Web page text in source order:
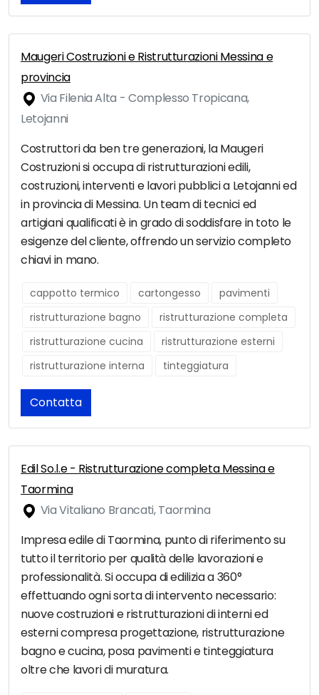
Maugeri Costruzioni e Ristrutturazioni Messina e
provincia
Via Filenia Alta - Complesso Tropicana,
Letojanni
Costruttori da ben tre generazioni, la Maugeri
Costruzioni si occupa di ristrutturazioni edili,
costruzioni, interventi e lavori pubblici a Letojanni ed
in provincia di Messina. Un team di tecnici ed
artigiani qualificati è in grado di soddisfare in toto le
esigenze del cliente, offrendo un servizio completo
chiavi in mano.
cappotto termico cartongesso
pavimenti
ristrutturazione bagno
ristrutturazione completa
ristrutturazione cucina
ristrutturazione esterni
ristrutturazione interna
tinteggiatura
Contatta
Edil So.l.e - Ristrutturazione completa Messina e
Taormina
Via Vitaliano Brancati, Taormina
Impresa edile di Taormina, punto di riferimento su
tutto il territorio per qualità delle lavorazioni e
professionalità. Si occupa di edilizia a 360°
effettuando ogni sorta di intervento necessario:
nuove costruzioni e ristrutturazioni di interni ed
esterni compresa progettazione, ristrutturazione
bagno e cucina, posa pavimenti e tinteggiatura
oltre che lavori di muratura.